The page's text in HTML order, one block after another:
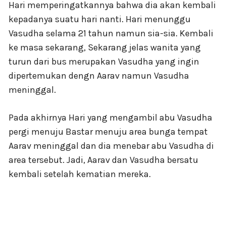
Hari memperingatkannya bahwa dia akan kembali
kepadanya suatu hari nanti. Hari menunggu
Vasudha selama 21 tahun namun sia-sia. Kembali
ke masa sekarang, Sekarang jelas wanita yang
turun dari bus merupakan Vasudha yang ingin
dipertemukan dengn Aarav namun Vasudha
meninggal.
Pada akhirnya Hari yang mengambil abu Vasudha
pergi menuju Bastar menuju area bunga tempat
Aarav meninggal dan dia menebar abu Vasudha di
area tersebut. Jadi, Aarav dan Vasudha bersatu
kembali setelah kematian mereka.